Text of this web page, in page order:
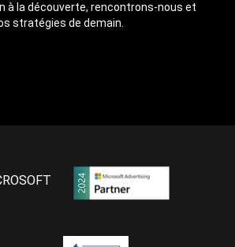
à la découverte, rencontrons-nous et
stratégies de demain.